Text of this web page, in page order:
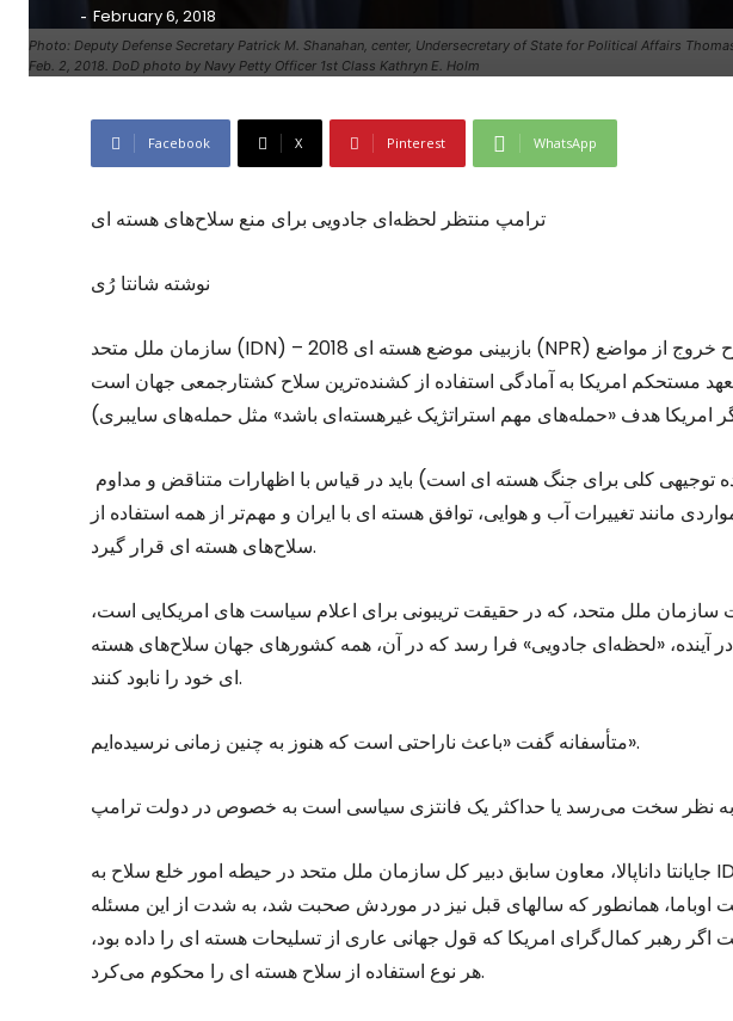
Photo: Deputy Defense Secretary Patrick M. Shanahan, center, Undersecretary of State for Political Affairs
Feb. 2, 2018. DoD photo by Navy Petty Officer 1st Class Kathryn E. Holm
- February 6, 2018
Facebook X Pinterest WhatsApp
ترامپ منتظر لحظه‌ای جادویی برای منع سلاح‌های هسته ای
نوشته شانتا رُی
سازمان ملل متحد (IDN) – بازبینی موضع هسته ای 2018 (NPR) که در 2 فوریه منتشرشده، به وضوح خروج از مواضع
مستحکم امریکا به آمادگی استفاده از کشنده‌ترین سلاح کشتارجمعی جهان است
مانند تغییرات آب و هوایی، توافق هسته ای با ایران و مهم‌تر از همه استفاده از
سلاح‌های هسته ای قرار گیرد.
سازمان ملل متحد، که در حقیقت تریبونی برای اعلام سیاست های امریکایی است،
آینده، «لحظه‌ای جادویی» فرا رسد که در آن، همه کشورهای جهان سلاح‌های هسته
ای خود را نابود کنند.
متأسفانه گفت «باعث ناراحتی است که هنوز به چنین زمانی نرسیده‌ایم».
جایانتا داناپالا، معاون سابق دبیر کل سازمان ملل متحد در حیطه امور خلع سلاح به IDN گفت که در بسیاری از تفاسیر در
اوباما، همانطور که سالهای قبل نیز در موردش صحبت شد، به شدت از این مسئله
اگر رهبر کمال‌گرای امریکا که قول جهانی عاری از تسلیحات هسته ای را داده بود،
هر نوع استفاده از سلاح هسته ای را محکوم می‌کرد.